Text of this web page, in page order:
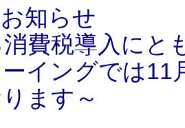
知らせ
費税導入にと
イングでは11
ります～